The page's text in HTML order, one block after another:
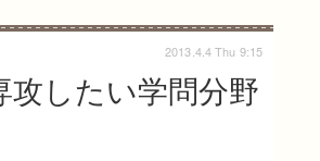
攻したい学問分野
2013.4.4 Thu 9:15